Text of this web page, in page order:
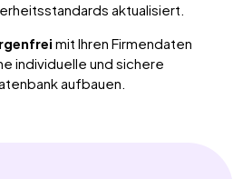
aktualisiert.
mit Ihren Firmendaten
individuelle und sichere
aufbauen.